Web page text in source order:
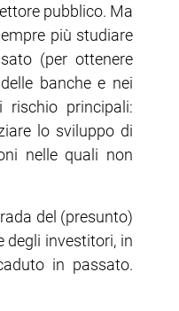
pubblico. Ma
più studiare
(per ottenere
banche e nei
principali:
lo sviluppo di
nelle quali non
del (presunto)
degli investitori, in
in passato.